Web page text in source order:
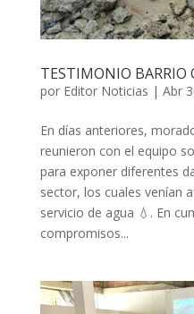
TESTIMONIO BARRIO
por Editor Noticias | Abr
En días anteriores,
reunieron con el equipo
para exponer diferentes
sector, los cuales venían
servicio de agua 💧. En
compromisos...